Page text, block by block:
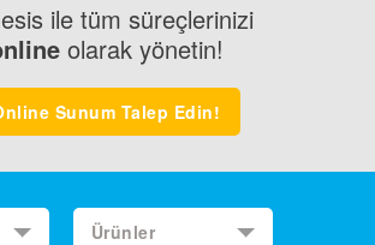
ile tüm süreçlerinizi
olarak yönetin!
Sunum Talep Edin!
Ürünler